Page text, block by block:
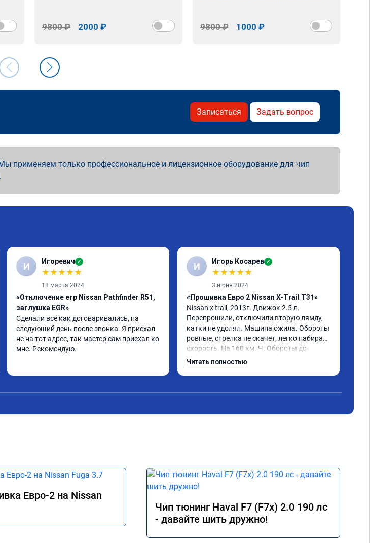
9800 ₽ 2000 ₽ 9800 ₽ 1000 ₽
Записаться Задать вопрос
применяем только профессиональное и лицензионное оборудование для чип
И Игоревич ✓
★★★★★
18 марта 2024
«Отключение егр Nissan Pathfinder R51,
заглушка EGR»
Сделали всё как договаривались, на
следующий день после звонка. Я приехал
не на тот адрес, так мастер сам приехал ко
мне. Рекомендую.
И Игорь Косарев ✓
★★★★★
3 июня 2024
«Прошивка Евро 2 Nissan X-Trail T31»
Nissan x trаil, 2013г. Движок 2.5 л.
Перепрошили, отключили вторую лямду,
катки не удолял. Машина ожила. Обороты
ровные, стрелка не скачет, легко набирает
скорость. На 160 км. Ч. Обороты до
3000.расход тот-же без изменения 12л.
Читать полностью
Евро-2 на Nissan
Чип тюнинг Haval F7 (F7x) 2.0 190 лс
- давайте шить дружно!